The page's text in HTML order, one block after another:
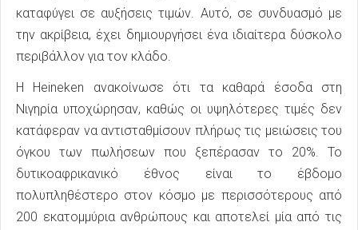
καταφύγει σε αυξήσεις τιμών. Αυτό, σε συνδυασμό με
την ακρίβεια, έχει δημιουργήσει ένα ιδιαίτερα δύσκολο
περιβάλλον για τον κλάδο.
Η Heineken ανακοίνωσε ότι τα καθαρά έσοδα στη
Νιγηρία υποχώρησαν, καθώς οι υψηλότερες τιμές δεν
κατάφεραν να αντισταθμίσουν πλήρως τις μειώσεις του
όγκου των πωλήσεων που ξεπέρασαν το 20%. Το
δυτικοαφρικανικό έθνος είναι το έβδομο
πολυπληθέστερο στον κόσμο με περισσότερους από
200 εκατομμύρια ανθρώπους και αποτελεί μία από τις